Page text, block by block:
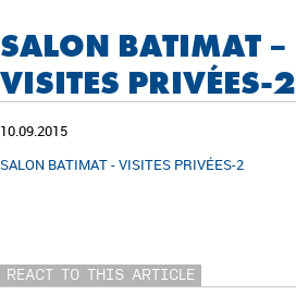
SALON BATIMAT –
VISITES PRIVÉES-2
10.09.2015
SALON BATIMAT - VISITES PRIVÉES-2
REACT TO THIS ARTICLE